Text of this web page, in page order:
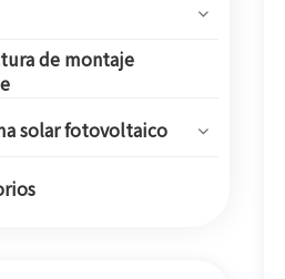
de montaje
solar fotovoltaico